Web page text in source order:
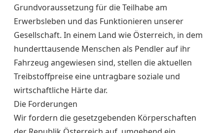
Grundvoraussetzung für die Teilhabe am
Erwerbsleben und das Funktionieren unserer
Gesellschaft. In einem Land wie Österreich, in dem
hunderttausende Menschen als Pendler auf ihr
Fahrzeug angewiesen sind, stellen die aktuellen
Treibstoffpreise eine untragbare soziale und
wirtschaftliche Härte dar.
​Die Forderungen
​Wir fordern die gesetzgebenden Körperschaften